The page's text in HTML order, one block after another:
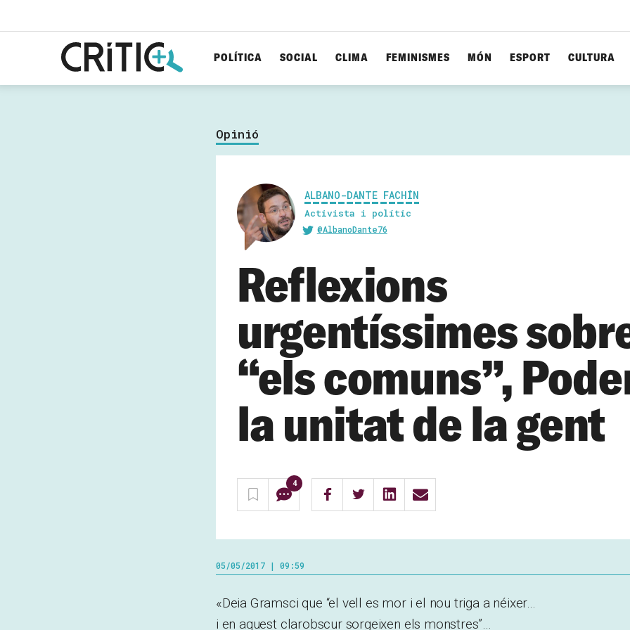
POLÍTICA SOCIAL CLIMA FEMINISMES MÓN ESPORT CULTURA
Opinió
ALBANO-DANTE FACHÍN
Activista i polític
@AlbanoDante76
Reflexions
urgentíssimes
“els comuns”,
la unitat de la gent
4
05/05/2017 | 09:59
«Deia Gramsci que “el vell es mor i el nou triga a néixer…
i en aquest clarobscur sorgeixen els monstres”…